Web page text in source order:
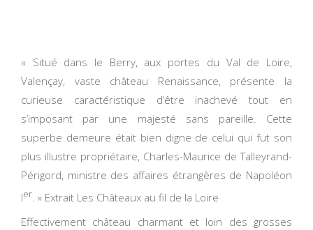
« Situé dans le Berry, aux portes du Val de Loire,
Valençay, vaste château Renaissance, présente la
curieuse caractéristique d’être inachevé tout en
s’imposant par une majesté sans pareille. Cette
superbe demeure était bien digne de celui qui fut son
plus illustre propriétaire, Charles-Maurice de Talleyrand-
Périgord, ministre des affaires étrangères de Napoléon
Ier. » Extrait Les Châteaux au fil de la Loire
Effectivement château charmant et loin des grosses